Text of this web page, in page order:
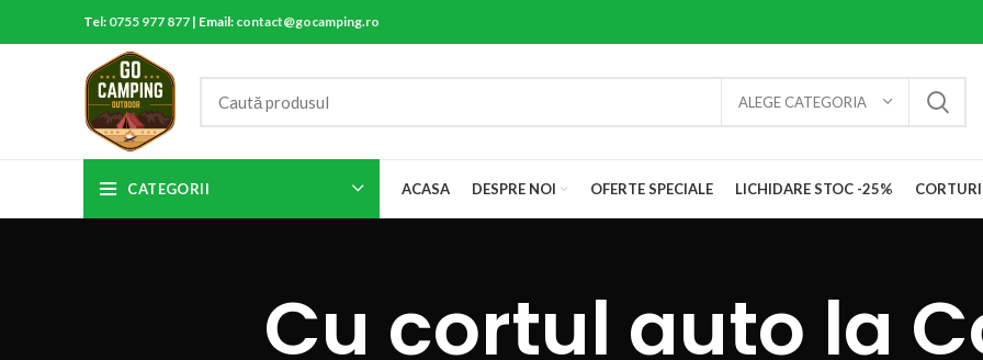
Tel: 0755 977 877 | Email: contact@gocamping.ro
ALEGE CATEGORIA
CATEGORII ACASA DESPRE NOI OFERTE SPECIALE LICHIDARE STOC -25%
Cu cortul auto la